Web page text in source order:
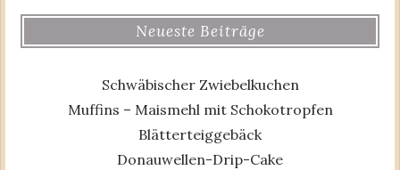
Neueste Beiträge
Schwäbischer Zwiebelkuchen
Muffins – Maismehl mit Schokotropfen
Blätterteiggebäck
Donauwellen-Drip-Cake